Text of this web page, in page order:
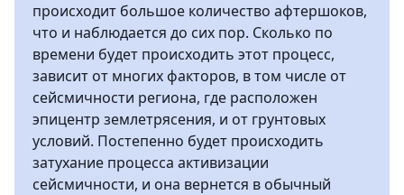
происходит большое количество афтершоков,
что и наблюдается до сих пор. Сколько по
времени будет происходить этот процесс,
зависит от многих факторов, в том числе от
сейсмичности региона, где расположен
эпицентр землетрясения, и от грунтовых
условий. Постепенно будет происходить
затухание процесса активизации
сейсмичности, и она вернется в обычный